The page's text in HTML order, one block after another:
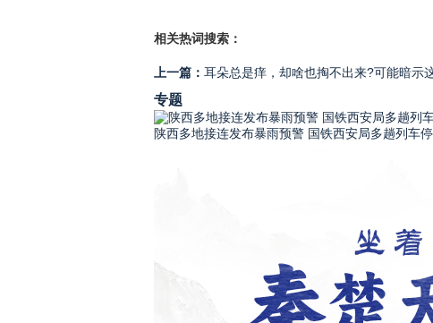
相关热词搜索：
上一篇： 耳朵总是痒，却啥也掏不出来?可能暗示
专题
陕西多地接连发布暴雨预警 国铁西安局多趟列车